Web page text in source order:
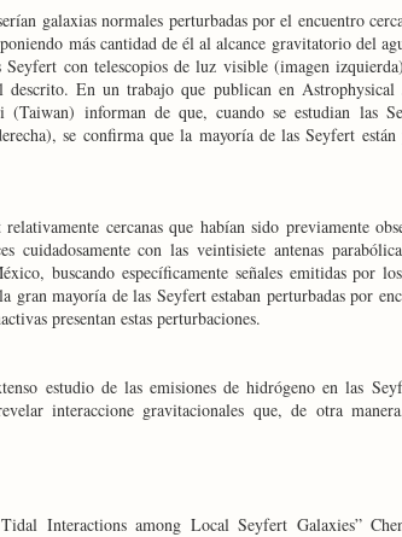
galaxias normales perturbadas por el encuentro
más cantidad de él al alcance gravitatorio del
con telescopios de luz visible (imagen
descrito. En un trabajo que publican en Astrophysical
informan de que, cuando se estudian las
se confirma que la mayoría de las Seyfert están
cercanas que habían sido previamente
cuidadosamente con las veintisiete antenas
buscando específicamente señales emitidas por
mayoría de las Seyfert estaban perturbadas por
presentan estas perturbaciones.
estudio de las emisiones de hidrógeno en las
interaccione gravitacionales que, de otra
Interactions among Local Seyfert Galaxies”